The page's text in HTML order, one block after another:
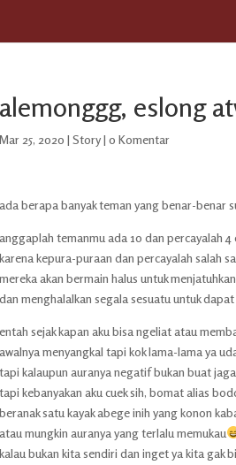
alemonggg, eslong
Mar 25, 2020 |Story|0 Komentar
ada berapa banyak teman yang benar-benar
anggaplah temanmu ada 10 dan percayalah
karena kepura-puraan dan percayalah salah
mereka akan bermain halus untuk
dan menghalalkan segala sesuatu untuk
entah sejak kapan aku bisa ngeliat atau
awalnya menyangkal tapi kok lama-lama ya
tapi kalaupun auranya negatif bukan buat
tapi kebanyakan aku cuek sih, bomat alias
beranak satu kayak abege inih yang konon
atau mungkin auranya yang terlalu memukau
kalau bukan kita sendiri dan inget ya kita gak